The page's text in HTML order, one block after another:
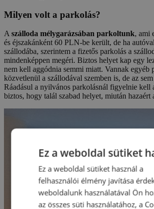
Milyen volt a parkolás?
Aszálloda mélygarázsában parkoltunk, ami
és éjszakánként 60 PLN-be került, de ha
szállodába, szerintem a fizetős parkolás a
mindenképpen megéri. Biztos helyet kap egy
nem kell aggódnia semmi miatt. Vannak egyéb
közvetlenül a szállodával szemben is, de az
Ráadásul a nyilvános parkolásnál figyelnie kell
biztos, hogy talál szabad helyet, miután hazaért
Ez a weboldal sütiket
Ez a weboldal sütiket használ a
felhasználói élmény javítása
weboldalunk használatával Ön
az összes süti használatához, a